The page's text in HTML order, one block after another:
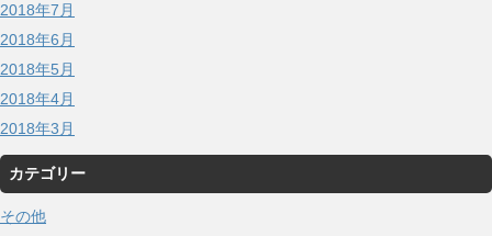
2018年7月
2018年6月
2018年5月
2018年4月
2018年3月
カテゴリー
その他